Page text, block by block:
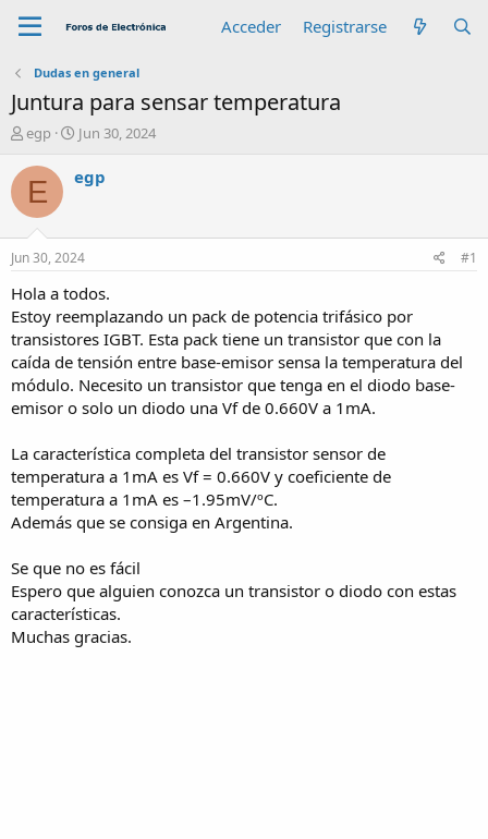
Acceder Registrarse
Dudas en general
Juntura para sensar temperatura
A
t
o
r
egp
F
c
h
e
n
c
i
o
Jun 30, 2024
E egp
Jun 30, 2024 #1
Hola a todos.
Estoy reemplazando un pack de potencia trifásico por
transistores IGBT. Esta pack tiene un transistor que con la
caída de tensión entre base-emisor sensa la temperatura del
módulo. Necesito un transistor que tenga en el diodo base-
emisor o solo un diodo una Vf de 0.660V a 1mA.
La característica completa del transistor sensor de
temperatura a 1mA es Vf = 0.660V y coeficiente de
temperatura a 1mA es –1.95mV/ºC.
Además que se consiga en Argentina.
Se que no es fácil
Espero que alguien conozca un transistor o diodo con estas
características.
Muchas gracias.